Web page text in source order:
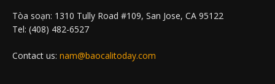
Tòa soạn: 1310 Tully Road #109, San Jose, CA 95122
Tel: (408) 482-6527
Contact us: nam@baocalitoday.com